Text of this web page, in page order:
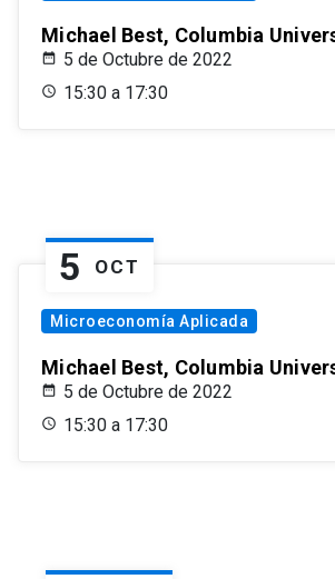
Michael Best, Columbia
5 de Octubre de 2022
15:30 a 17:30
5 OCT
Microeconomía Aplicada
Michael Best, Columbia
5 de Octubre de 2022
15:30 a 17:30